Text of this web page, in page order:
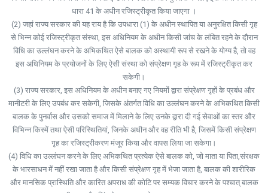
धारा 41 के अधीन रजिस्ट्रीकृत किया जाएगा ।
(2) जहां राज्य सरकार की यह राय है कि उपधारा (1) के अधीन स्थापित या अनुरक्षित किसी गृह
से भिन्न कोई रजिस्ट्रीकृत संस्था, इस अधिनियम के अधीन किसी जांच के लंबित रहने के दौरान
विधि का उल्लंघन करने के अभिकथित ऐसे बालक को अस्थायी रूप से रखने के योग्य है, तो वह
इस अधिनियम के प्रयोजनों के लिए ऐसी संस्था को संप्रेक्षण गृह के रूप में रजिस्ट्रीकृत कर
सकेगी।
(3) राज्य सरकार, इस अधिनियम के अधीन बनाए गए नियमों द्वारा संप्रेक्षण गृहों के प्रबंध और
मानीटरी के लिए उपबंध कर सकेगी, जिसके अंतर्गत विधि का उल्लंघन करने के अभिकथित किसी
बालक के पुनर्वास और उसको समाज में मिलाने के लिए उनके द्वारा दी गई सेवाओं का स्तर और
विभिन्न किस्में तथा ऐसी परिस्थितियां, जिनके अधीन और वह रीति भी है, जिसमें किसी संप्रेक्षण
गृह का रजिस्ट्रीकरण मंजूर किया और वापस लिया जा सकेगा।
(4) विधि का उल्लंघन करने के लिए अभिकथित प्रत्येक ऐसे बालक को, जो माता या पिता,संरक्षक
के भारसाधन में नहीं रखा जाता है और किसी संप्रेक्षण गृह में भेजा जाता है, बालक की शारीरिक
और मानसिक प्रास्थिति और कारित अपराध की कोटि पर सम्यक विचार करने के पश्चात् बालक